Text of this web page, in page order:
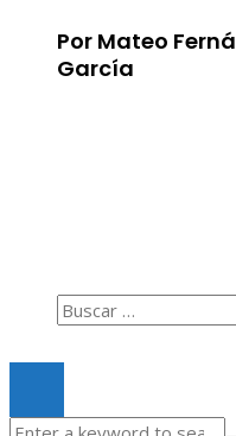
Por Mateo
García
Buscar: